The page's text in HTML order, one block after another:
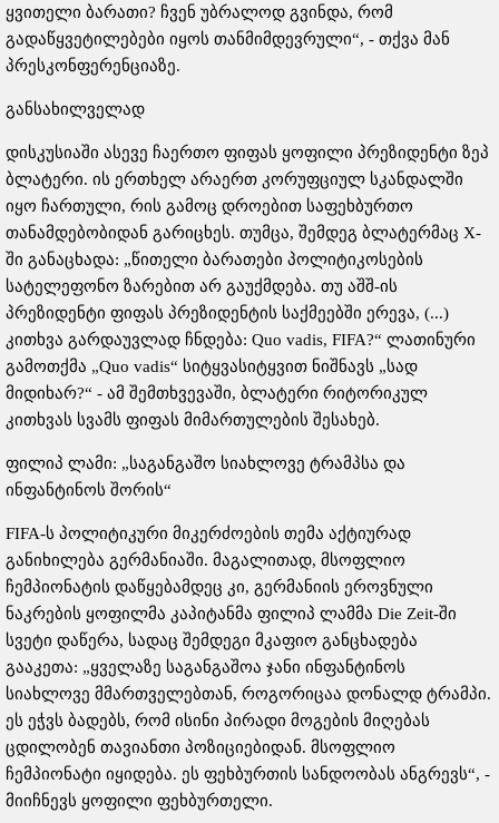
ყვითელი ბარათი? ჩვენ უბრალოდ გვინდა, რომ
გადაწყვეტილებები იყოს თანმიმდევრული“, - თქვა მან
პრესკონფერენციაზე.
განსახილველად
დისკუსიაში ასევე ჩაერთო ფიფას ყოფილი პრეზიდენტი ზეპ
ბლატერი. ის ერთხელ არაერთ კორუფციულ სკანდალში
იყო ჩართული, რის გამოც დროებით საფეხბურთო
თანამდებობიდან გარიცხეს. თუმცა, შემდეგ ბლატერმაც X-
ში განაცხადა: „წითელი ბარათები პოლიტიკოსების
სატელეფონო ზარებით არ გაუქმდება. თუ აშშ-ის
პრეზიდენტი ფიფას პრეზიდენტის საქმეებში ერევა, (...)
კითხვა გარდაუვლად ჩნდება: Quo vadis, FIFA?“ ლათინური
გამოთქმა „Quo vadis“ სიტყვასიტყვით ნიშნავს „სად
მიდიხარ?“ - ამ შემთხვევაში, ბლატერი რიტორიკულ
კითხვას სვამს ფიფას მიმართულების შესახებ.
ფილიპ ლამი: „საგანგაშო სიახლოვე ტრამპსა და
ინფანტინოს შორის“
FIFA-ს პოლიტიკური მიკერძოების თემა აქტიურად
განიხილება გერმანიაში. მაგალითად, მსოფლიო
ჩემპიონატის დაწყებამდეც კი, გერმანიის ეროვნული
ნაკრების ყოფილმა კაპიტანმა ფილიპ ლამმა Die Zeit-ში
სვეტი დაწერა, სადაც შემდეგი მკაფიო განცხადება
გააკეთა: „ყველაზე საგანგაშოა ჯანი ინფანტინოს
სიახლოვე მმართველებთან, როგორიცაა დონალდ ტრამპი.
ეს ეჭვს ბადებს, რომ ისინი პირადი მოგების მიღებას
ცდილობენ თავიანთი პოზიციებიდან. მსოფლიო
ჩემპიონატი იყიდება. ეს ფეხბურთის სანდოობას ანგრევს“, -
მიიჩნევს ყოფილი ფეხბურთელი.